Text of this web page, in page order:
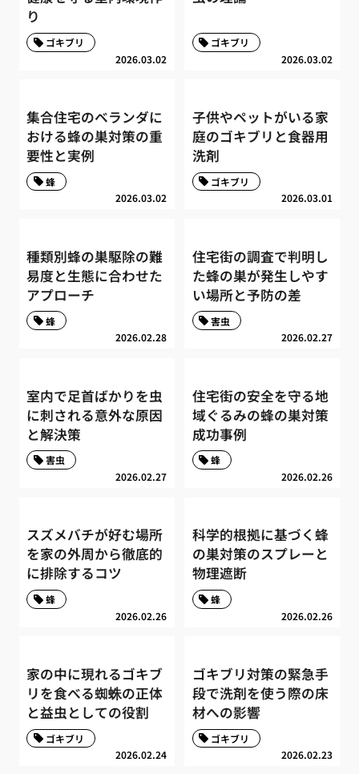
り
2026.03.02
ゴキブリ
2026.03.02
ゴキブリ
集合住宅のベランダに
おける蜂の巣対策の重
要性と実例
2026.03.02
蜂
子供やペットがいる家
庭のゴキブリと食器用
洗剤
2026.03.01
ゴキブリ
種類別蜂の巣駆除の難
易度と生態に合わせた
アプローチ
2026.02.28
蜂
住宅街の調査で判明し
た蜂の巣が発生しやす
い場所と予防の差
2026.02.27
害虫
室内で足首ばかりを虫
に刺される意外な原因
と解決策
2026.02.27
害虫
住宅街の安全を守る地
域ぐるみの蜂の巣対策
成功事例
2026.02.26
蜂
スズメバチが好む場所
を家の外周から徹底的
に排除するコツ
2026.02.26
蜂
科学的根拠に基づく蜂
の巣対策のスプレーと
物理遮断
2026.02.26
蜂
家の中に現れるゴキブ
リを食べる蜘蛛の正体
と益虫としての役割
2026.02.24
ゴキブリ
ゴキブリ対策の緊急手
段で洗剤を使う際の床
材への影響
2026.02.23
ゴキブリ